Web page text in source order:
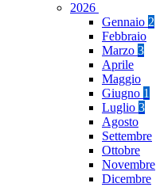
2026
Gennaio 2
Febbraio
Marzo 3
Aprile
Maggio
Giugno 1
Luglio 3
Agosto
Settembre
Ottobre
Novembre
Dicembre